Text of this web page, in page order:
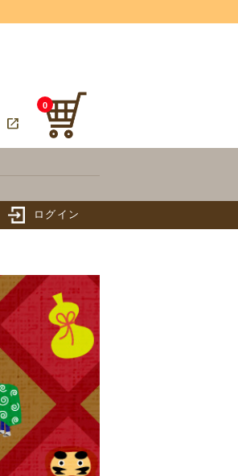
open_in_new
0
ログイン